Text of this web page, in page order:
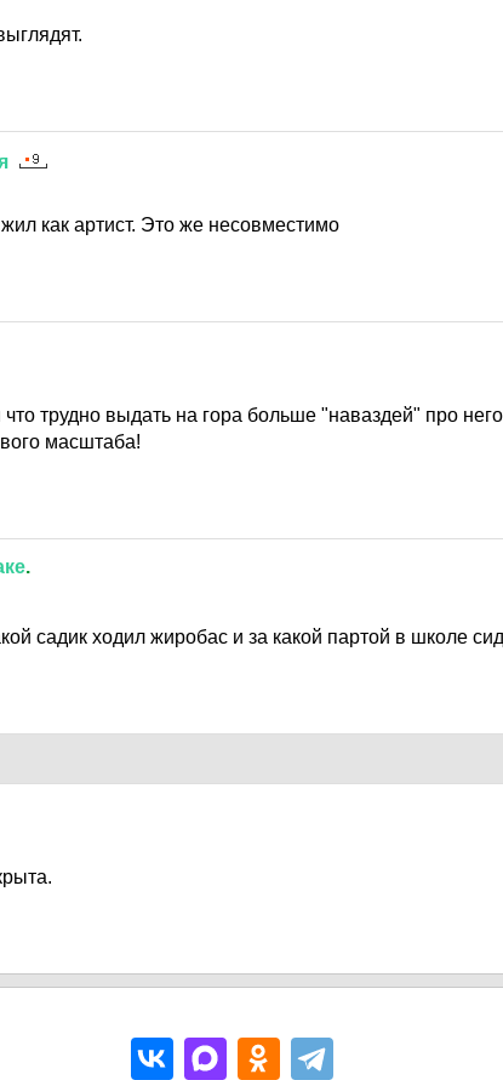
как артист. Это же несовместимо
трудно выдать на гора больше "наваздей" про
масштаба!
.
садик ходил жиробас и за какой партой в школе